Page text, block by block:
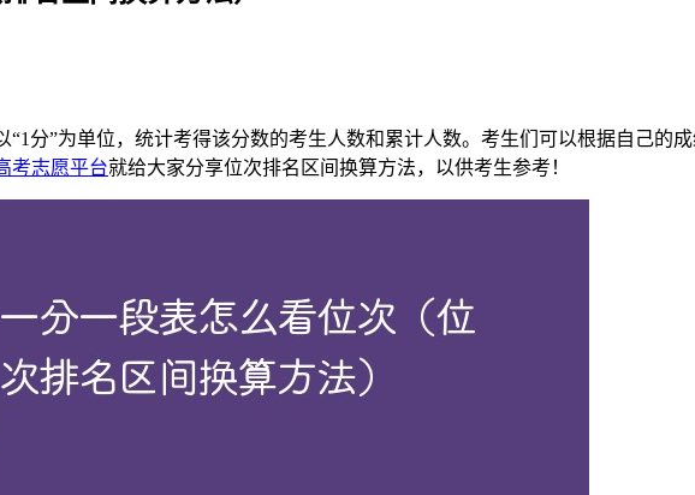
分”为单位，统计考得该分数的考生人数和累计人数。考生们可以根据自己的
考志愿平台就给大家分享位次排名区间换算方法，以供考生参考！